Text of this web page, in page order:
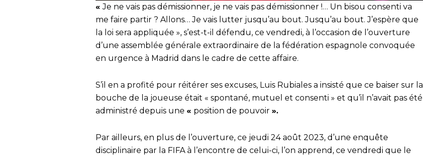
«Je ne vais pas démissionner, je ne vais pas démissionner !… Un bisou consenti va
me faire partir ? Allons… Je vais lutter jusqu’au bout. Jusqu’au bout. J’espère que
la loi sera appliquée », s’est-t-il défendu, ce vendredi, à l’occasion de l’ouverture
d’une assemblée générale extraordinaire de la fédération espagnole convoquée
en urgence à Madrid dans le cadre de cette affaire.
S’il en a profité pour réitérer ses excuses, Luis Rubiales a insisté que ce baiser sur la
bouche de la joueuse était « spontané, mutuel et consenti » et qu’il n’avait pas été
administré depuis une « position de pouvoir ».
Par ailleurs, en plus de l’ouverture, ce jeudi 24 août 2023, d’une enquête
disciplinaire par la FIFA à l’encontre de celui-ci, l’on apprend, ce vendredi que le